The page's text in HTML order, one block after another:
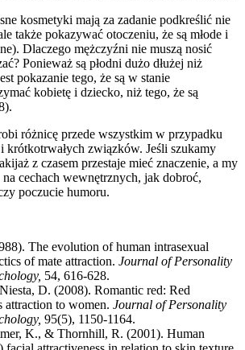
kosmetyki mają za zadanie podkreślić nie
także pokazywać otoczeniu, że są młode i
Dlaczego mężczyźni nie muszą nosić
Ponieważ są płodni dużo dłużej niż
pokazanie tego, że są w stanie
kobietę i dziecko, niż tego, że są
różnicę przede wszystkim w przypadku
krótkotrwałych związków. Jeśli szukamy
z czasem przestaje mieć znaczenie, a my
cechach wewnętrznych, jak dobroć,
poczucie humoru.
The evolution of human intrasexual
of mate attraction. Journal of Personality
54, 616-628.
D. (2008). Romantic red: Red
attraction to women. Journal of Personality
95(5), 1150-1164.
K., & Thornhill, R. (2001). Human